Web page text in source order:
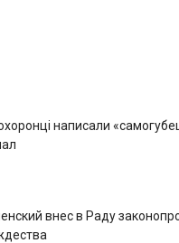
написали
внес в Раду